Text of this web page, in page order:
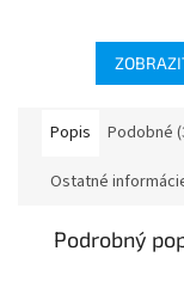
hviezdičiek.
Popis Podobné
Ostatné
Podrobný